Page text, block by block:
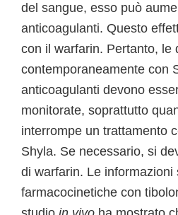
del sangue, esso può
anticoagulanti. Questo
con il warfarin. Pertanto, le
contemporaneamente con
anticoagulanti devono
monitorate, soprattutto
interrompe un trattamento
Shyla. Se necessario, si
di warfarin. Le informazioni
farmacocinetiche con